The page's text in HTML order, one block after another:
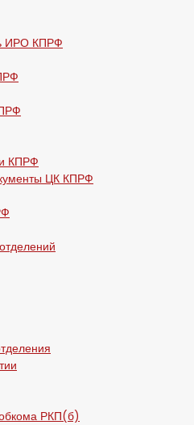
ИРО КПРФ
КПРФ
ЦК КПРФ
РКП(б)